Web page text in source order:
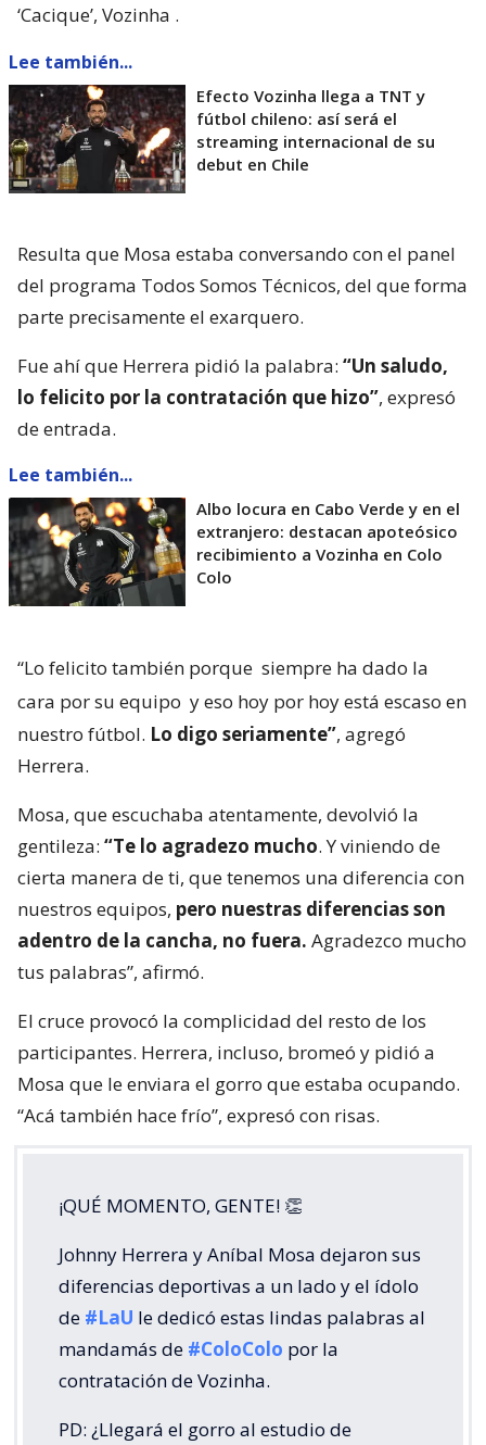
‘Cacique’, Vozinha .
Lee también...
Efecto Vozinha llega a TNT y
fútbol chileno: así será el
streaming internacional de su
debut en Chile
Resulta que Mosa estaba conversando con el panel
del programa Todos Somos Técnicos, del que forma
parte precisamente el exarquero.
Fue ahí que Herrera pidió la palabra: “Un saludo,
lo felicito por la contratación que hizo”, expresó
de entrada.
Lee también...
Albo locura en Cabo Verde y en el
extranjero: destacan apoteósico
recibimiento a Vozinha en Colo
Colo
“Lo felicito también porque siempre ha dado la
cara por su equipo y eso hoy por hoy está escaso en
nuestro fútbol. Lo digo seriamente”, agregó
Herrera.
Mosa, que escuchaba atentamente, devolvió la
gentileza: “Te lo agradezo mucho. Y viniendo de
cierta manera de ti, que tenemos una diferencia con
nuestros equipos, pero nuestras diferencias son
adentro de la cancha, no fuera. Agradezco mucho
tus palabras”, afirmó.
El cruce provocó la complicidad del resto de los
participantes. Herrera, incluso, bromeó y pidió a
Mosa que le enviara el gorro que estaba ocupando.
“Acá también hace frío”, expresó con risas.
¡QUÉ MOMENTO, GENTE! 👏
Johnny Herrera y Aníbal Mosa dejaron sus
diferencias deportivas a un lado y el ídolo
de #LaU le dedicó estas lindas palabras al
mandamás de #ColoColo por la
contratación de Vozinha.
PD: ¿Llegará el gorro al estudio de